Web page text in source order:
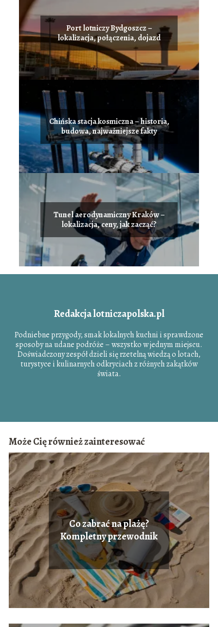
Port lotniczy Bydgoszcz –
lokalizacja, połączenia, dojazd
Chińska stacja kosmiczna – historia,
budowa, najważniejsze fakty
Tunel aerodynamiczny Kraków –
lokalizacja, ceny, jak zacząć?
Redakcja lotniczapolska.pl
Podniebne przygody, smak lokalnych kuchni i sprawdzone
sposoby na udane podróże – wszystko w jednym miejscu.
Doświadczony zespół dzieli się rzetelną wiedzą o lotach,
turystyce i kulinarnych odkryciach z różnych zakątków
świata.
Może Cię również zainteresować
Co zabrać na plażę?
Kompletny przewodnik